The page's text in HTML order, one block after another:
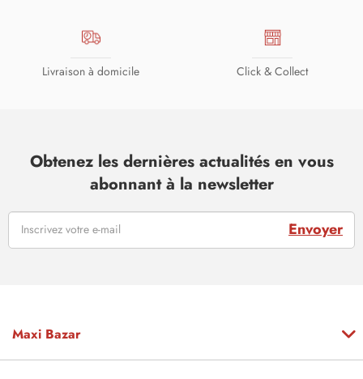
Livraison à domicile Click & Collect
Obtenez les dernières actualités en vous
abonnant à la newsletter
Envoyer
Maxi Bazar